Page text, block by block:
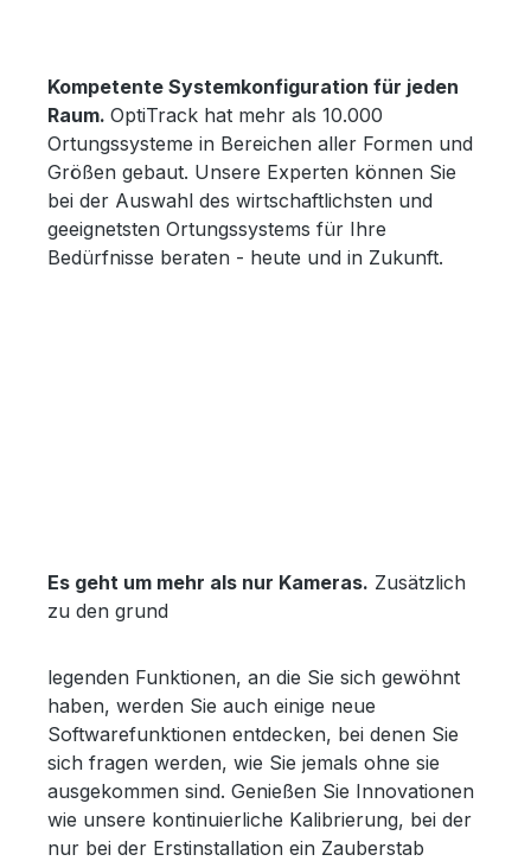
Kompetente Systemkonfiguration für jeden
Raum. OptiTrack hat mehr als 10.000
Ortungssysteme in Bereichen aller Formen und
Größen gebaut. Unsere Experten können Sie
bei der Auswahl des wirtschaftlichsten und
geeignetsten Ortungssystems für Ihre
Bedürfnisse beraten - heute und in Zukunft.
Es geht um mehr als nur Kameras. Zusätzlich
zu den grund
legenden Funktionen, an die Sie sich gewöhnt
haben, werden Sie auch einige neue
Softwarefunktionen entdecken, bei denen Sie
sich fragen werden, wie Sie jemals ohne sie
ausgekommen sind. Genießen Sie Innovationen
wie unsere kontinuierliche Kalibrierung, bei der
nur bei der Erstinstallation ein Zauberstab